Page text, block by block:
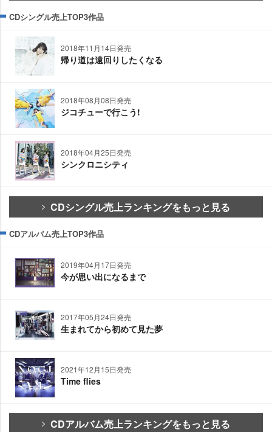
CDシングル売上TOP3作品
2018年11月14日発売
帰り道は遠回りしたくなる
2018年08月08日発売
ジコチューで行こう!
2018年04月25日発売
シンクロニシティ
CDシングル売上ランキングをもっと見る
CDアルバム売上TOP3作品
2019年04月17日発売
今が思い出になるまで
2017年05月24日発売
生まれてから初めて見た夢
2021年12月15日発売
Time flies
CDアルバム売上ランキングをもっと見る